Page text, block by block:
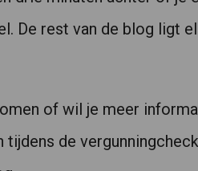
De rest van de blog ligt
of wil je meer
de